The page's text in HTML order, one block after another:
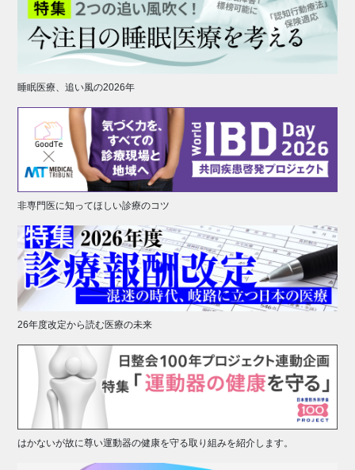
睡眠医療、追い風の2026年
非専門医に知ってほしい診療のコツ
26年度改定から読む医療の未来
はかないが故に尊い運動器の健康を守る取り組みを紹介します。